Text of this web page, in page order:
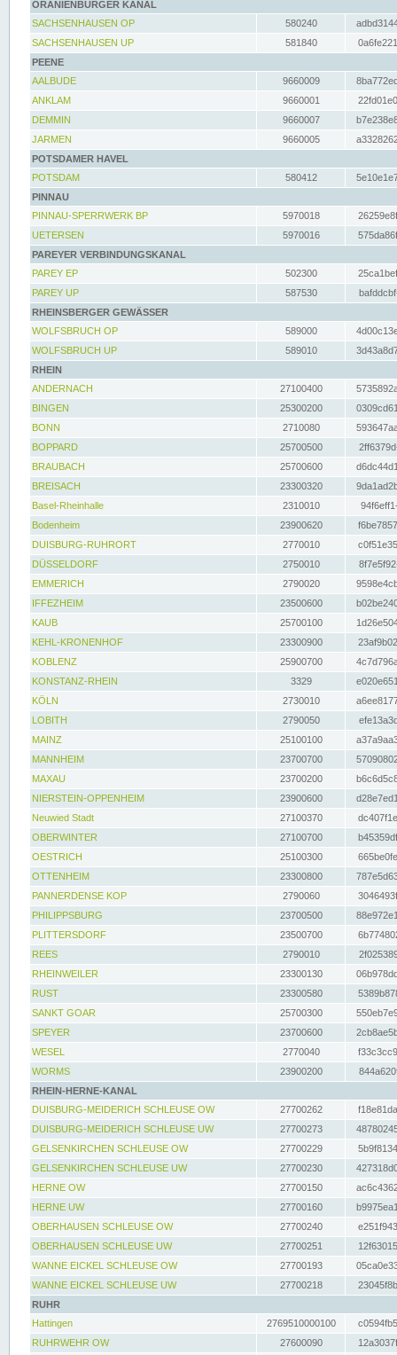
ORANIENBURGER KANAL
SACHSENHAUSEN OP
580240
SACHSENHAUSEN UP
581840
PEENE
AALBUDE
9660009
ANKLAM
9660001
DEMMIN
9660007
JARMEN
9660005
POTSDAMER HAVEL
POTSDAM
580412
PINNAU
PINNAU-SPERRWERK BP
5970018
UETERSEN
5970016
PAREYER VERBINDUNGSKANAL
PAREY EP
502300
PAREY UP
587530
RHEINSBERGER GEWÄSSER
WOLFSBRUCH OP
589000
WOLFSBRUCH UP
589010
RHEIN
ANDERNACH
27100400
BINGEN
25300200
BONN
2710080
BOPPARD
25700500
BRAUBACH
25700600
BREISACH
23300320
Basel-Rheinhalle
2310010
Bodenheim
23900620
DUISBURG-RUHRORT
2770010
DÜSSELDORF
2750010
EMMERICH
2790020
IFFEZHEIM
23500600
KAUB
25700100
KEHL-KRONENHOF
23300900
KOBLENZ
25900700
KONSTANZ-RHEIN
3329
KÖLN
2730010
LOBITH
2790050
MAINZ
25100100
MANNHEIM
23700700
MAXAU
23700200
NIERSTEIN-OPPENHEIM
23900600
Neuwied Stadt
27100370
OBERWINTER
27100700
OESTRICH
25100300
OTTENHEIM
23300800
PANNERDENSE KOP
2790060
PHILIPPSBURG
23700500
PLITTERSDORF
23500700
REES
2790010
RHEINWEILER
23300130
RUST
23300580
SANKT GOAR
25700300
SPEYER
23700600
WESEL
2770040
WORMS
23900200
RHEIN-HERNE-KANAL
DUISBURG-MEIDERICH SCHLEUSE OW
27700262
DUISBURG-MEIDERICH SCHLEUSE UW
27700273
GELSENKIRCHEN SCHLEUSE OW
27700229
GELSENKIRCHEN SCHLEUSE UW
27700230
HERNE OW
27700150
HERNE UW
27700160
OBERHAUSEN SCHLEUSE OW
27700240
OBERHAUSEN SCHLEUSE UW
27700251
WANNE EICKEL SCHLEUSE OW
27700193
WANNE EICKEL SCHLEUSE UW
27700218
RUHR
Hattingen
2769510000100
RUHRWEHR OW
27600090